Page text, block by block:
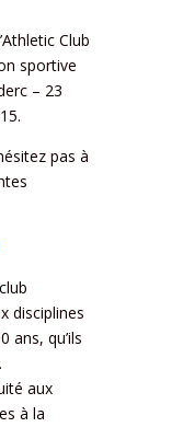
Club
sportive
– 23
pas à
disciplines
ans, qu’ils
aux
à la